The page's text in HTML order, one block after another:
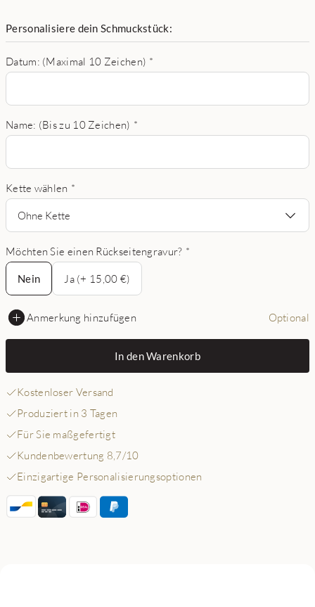
Personalisiere dein Schmuckstück:
Datum: (Maximal 10 Zeichen) *
Name: (Bis zu 10 Zeichen) *
Kette wählen *
Ohne Kette
Möchten Sie einen Rückseitengravur? *
Nein
Nein
Ja (+ 15,00 €)
Anmerkung hinzufügen Optional
In den Warenkorb
Kostenloser Versand
Produziert in 3 Tagen
Für Sie maßgefertigt
Kundenbewertung 8,7/10
Einzigartige Personalisierungsoptionen